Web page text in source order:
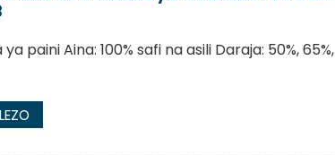
paini Aina: 100% safi na asili Daraja: 50%, 65%,